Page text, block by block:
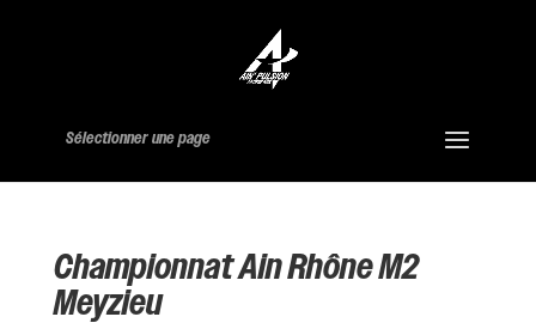
Sélectionner une page
Championnat Ain Rhône M2
Meyzieu